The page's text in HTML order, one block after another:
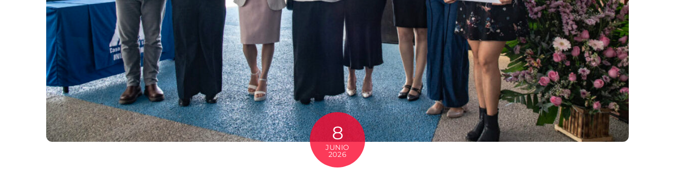
8
JUNIO
2026